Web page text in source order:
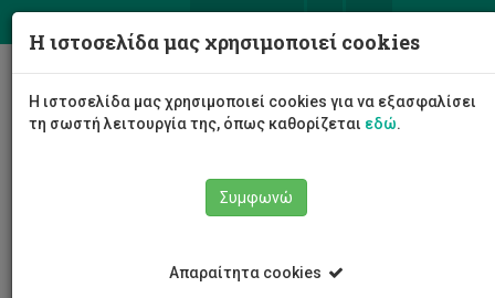
Η ιστοσελίδα μας χρησιμοποιεί cookies
Η ιστοσελίδα μας χρησιμοποιεί cookies για να εξασφαλίσει
τη σωστή λειτουργία της, όπως καθορίζεται εδώ.
Συμφωνώ
Απαραίτητα cookies